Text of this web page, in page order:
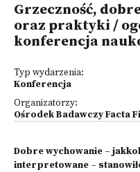
Grzeczność,
oraz praktyki /
konferencja
Typ wydarzenia:
Konferencja
Organizatorzy:
Ośrodek Badawczy Facta
Dobre wychowanie –
interpretowane –